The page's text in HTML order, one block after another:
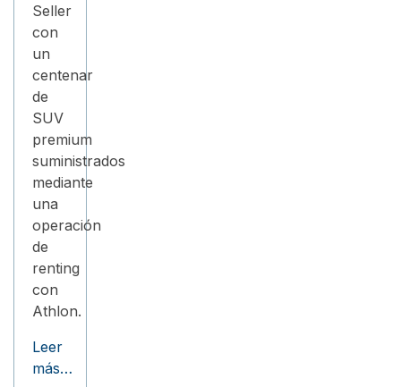
Seller
con
un
centenar
de
SUV
premium
suministrados
mediante
una
operación
de
renting
con
Athlon.
Leer
más…